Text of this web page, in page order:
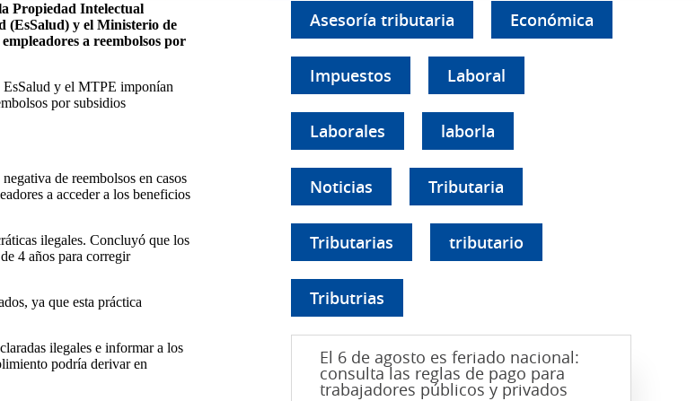
Propiedad Intelectual
(EsSalud) y el Ministerio de
empleadores a reembolsos por
EsSalud y el MTPE imponían
por subsidios
de reembolsos en casos
a acceder a los beneficios
ilegales. Concluyó que los
4 años para corregir
ya que esta práctica
ilegales e informar a los
podría derivar en
Asesoría tributaria Económica
Impuestos Laboral
Laborales laborla
Noticias Tributaria
Tributarias tributario
Tributrias
El 6 de agosto es feriado nacional:
consulta las reglas de pago para
trabajadores públicos y privados